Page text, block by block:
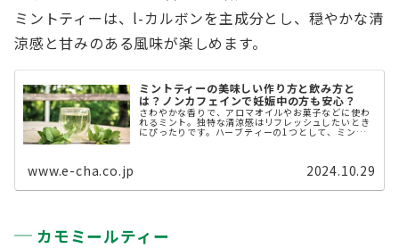
ミントティーは、l-カルボンを主成分とし、穏やかな清
涼感と甘みのある風味が楽しめます。
ミントティーの美味しい作り方と飲み方と
は？ノンカフェインで妊娠中の方も安心？
さわやかな香りで、アロマオイルやお菓子などに使わ
れるミント。独特な清涼感はリフレッシュしたいとき
にぴったりです。ハーブティーの1つとして、ミントテ
ィーは人気が高くさまざまなカフェや飲食店でもメニ
www.e-cha.co.jp 2024.10.29
カモミールティー